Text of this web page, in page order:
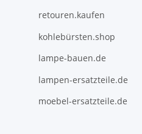
retouren.kaufen
kohlebürsten.shop
lampe-bauen.de
lampen-ersatzteile.de
moebel-ersatzteile.de